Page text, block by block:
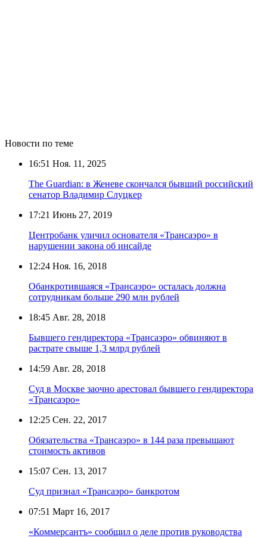
Новости по теме
16:51 Ноя. 11, 2025
The Guardian: в Женеве скончался бывший российский
сенатор Владимир Слуцкер
17:21 Июнь 27, 2019
Центробанк уличил основателя «Трансаэро» в
нарушении закона об инсайде
12:24 Ноя. 16, 2018
Обанкротившаяся «Трансаэро» осталась должна
сотрудникам больше 290 млн рублей
18:45 Авг. 28, 2018
Бывшего гендиректора «Трансаэро» обвиняют в
растрате свыше 1,3 млрд рублей
14:59 Авг. 28, 2018
Суд в Москве заочно арестовал бывшего гендиректора
«Трансаэро»
12:25 Сен. 22, 2017
Обязательства «Трансаэро» в 144 раза превышают
стоимость активов
15:07 Сен. 13, 2017
Суд признал «Трансаэро» банкротом
07:51 Март 16, 2017
«Коммерсантъ» сообщил о деле против руководства